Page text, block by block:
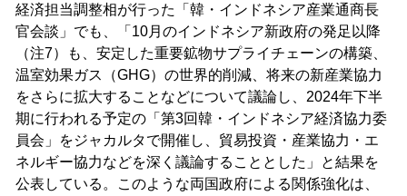
経済担当調整相が行った「韓・インドネシア産業通商長
官会談」でも、「10月のインドネシア新政府の発足以降
（注7）も、安定した重要鉱物サプライチェーンの構築、
温室効果ガス（GHG）の世界的削減、将来の新産業協力
をさらに拡大することなどについて議論し、2024年下半
期に行われる予定の「第3回韓・インドネシア経済協力委
員会」をジャカルタで開催し、貿易投資・産業協力・エ
ネルギー協力などを深く議論することとした」と結果を
公表している。このような両国政府による関係強化は、